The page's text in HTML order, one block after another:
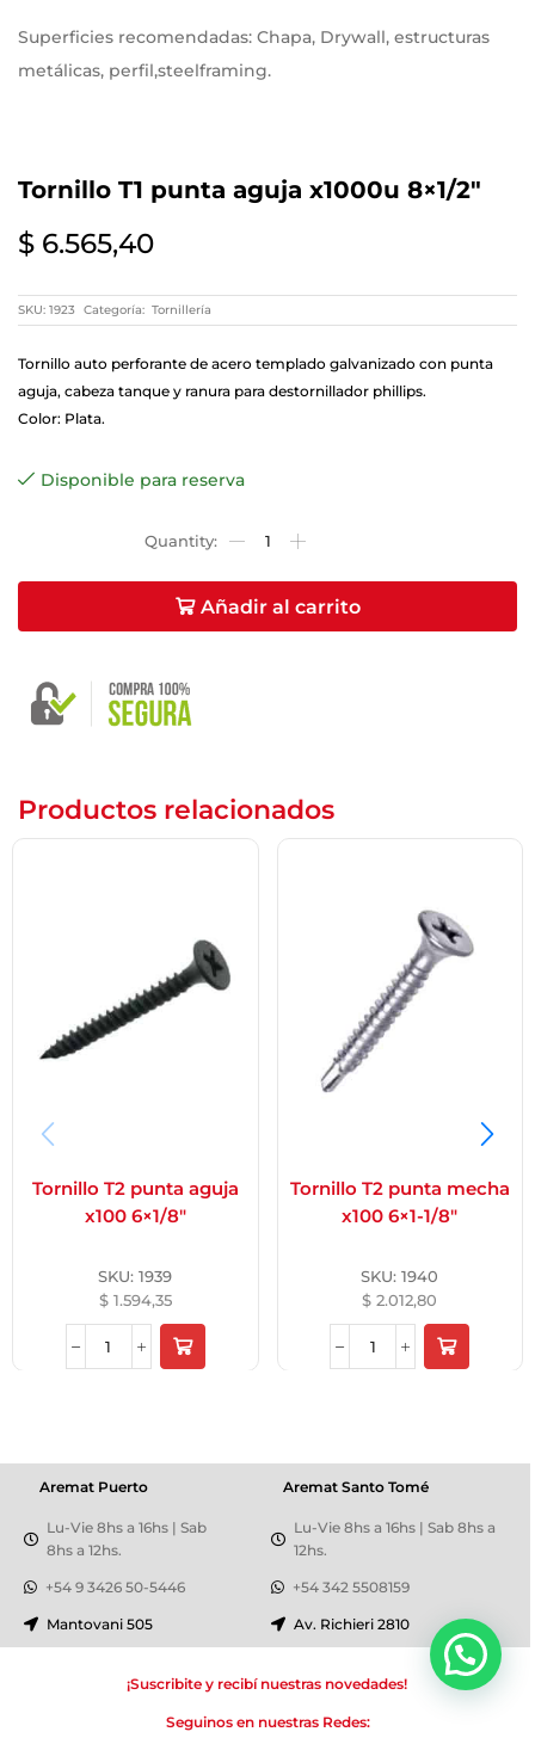
Superficies recomendadas: Chapa, Drywall, estructuras
metálicas, perfil,steelframing.
Tornillo T1 punta aguja x1000u 8×1/2″
$ 6.565,40
SKU: 1923 Categoría: Tornillería
Tornillo auto perforante de acero templado galvanizado con punta
aguja, cabeza tanque y ranura para destornillador phillips.
Color: Plata.
Disponible para reserva
Añadir al carrito
Productos relacionados
Tornillo T2 punta aguja
x100 6×1/8″
SKU:1939
$1.594,35
Tornillo T2 punta mecha
x100 6×1-1/8″
SKU:1940
$ 2.012,80
Aremat Santo Tomé
Lu-Vie 8hs a 16hs | Sab 8hs a
12hs.
+54 342 5508159
Av. Richieri 2810
Aremat Puerto
Lu-Vie 8hs a 16hs | Sab
8hs a 12hs.
+54 9 3426 50-5446
Mantovani 505
¡Suscribite y recibí nuestras novedades!
Seguinos en nuestras Redes: